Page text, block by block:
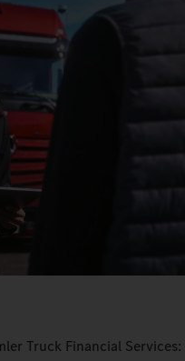
Truck Financial Services: